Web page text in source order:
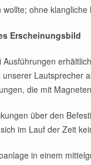
ohne klangliche
Erscheinungsbild
Lautsprecher
die mit
über den
im Lauf der Zeit
in einem